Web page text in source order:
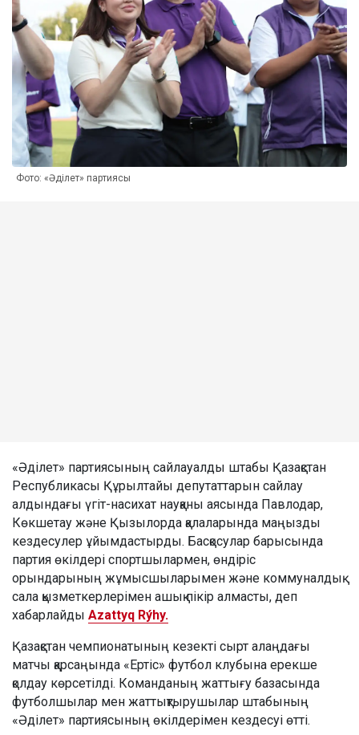
Фото: «Әділет» партиясы
«Әділет» партиясының сайлауалды штабы Қазақстан
Республикасы Құрылтайы депутаттарын сайлау
алдындағы үгіт-насихат науқаны аясында Павлодар,
Көкшетау және Қызылорда қалаларында маңызды
кездесулер ұйымдастырды. Басқосулар барысында
партия өкілдері спортшылармен, өндіріс
орындарының жұмысшыларымен және коммуналдық
сала қызметкерлерімен ашық пікір алмасты, деп
хабарлайды Azattyq Rýhy.
Қазақстан чемпионатының кезекті сырт алаңдағы
матчы қарсаңында «Ертіс» футбол клубына ерекше
қолдау көрсетілді. Команданың жаттығу базасында
футболшылар мен жаттықтырушылар штабының
«Әділет» партиясының өкілдерімен кездесуі өтті.